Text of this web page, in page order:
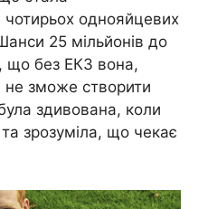
однояйцевих
25 мільйонів до
що без ЕКЗ вона,
зможе створити
здивована, коли
та зрозуміла, що чекає